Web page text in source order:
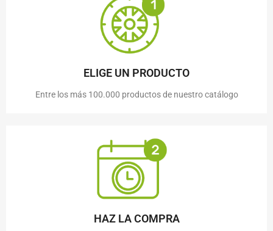
ELIGE UN PRODUCTO
Entre los más 100.000 productos de nuestro catálogo
HAZ LA COMPRA